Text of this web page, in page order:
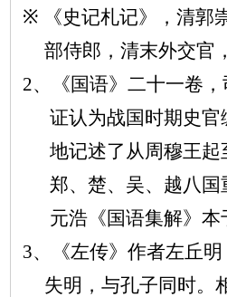
※
《史记札记》，清
部侍郎，清末外交官
2、《国语》二十一卷
证认为战国时期史
地记述了从周穆王
郑、楚、吴、越八
元浩《国语集解》本
3、《左传》作者左丘
失明，与孔子同时。